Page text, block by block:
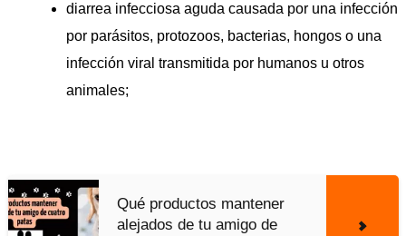
diarrea infecciosa aguda causada por una infección
por parásitos, protozoos, bacterias, hongos o una
infección viral transmitida por humanos u otros
animales;
Qué productos mantener
alejados de tu amigo de